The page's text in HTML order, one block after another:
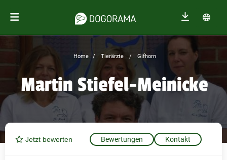
Home Tierärzte Gifhorn
Martin Stiefel-Meinicke
Jetzt bewerten Bewertungen Kontakt